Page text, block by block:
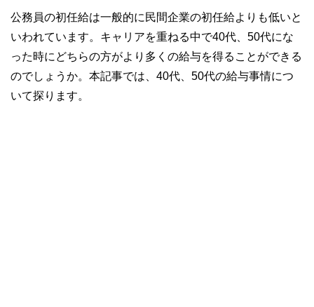
公務員の初任給は一般的に民間企業の初任給よりも低いと
いわれています。キャリアを重ねる中で40代、50代にな
った時にどちらの方がより多くの給与を得ることができる
のでしょうか。本記事では、40代、50代の給与事情につ
いて探ります。